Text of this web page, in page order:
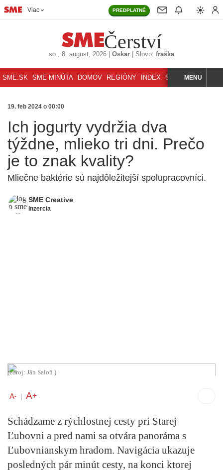
Viac PREDPLATNÉ
Čerství
so , 8. august, 2026 Oskar Slovo: fraška
SME.SK SME MINÚTA DOMOV REGIÓNY INDEX SVET ŠPORT
HĽADAJMENU
19. feb 2024 o 00:00
Ich jogurty vydržia dva
týždne, mlieko tri dni. Prečo
je to znak kvality?
Mliečne baktérie sú najdôležitejší spolupracovníci.
SME Creative
Inzercia
(zdroj: Ján Saloň )
A- | A+
Schádzame z rýchlostnej cesty pri Starej
Ľubovni a pred nami sa otvára panoráma s
Ľubovnianskym hradom. Navigácia ukazuje
posledných pár minút cesty, na konci ktorej